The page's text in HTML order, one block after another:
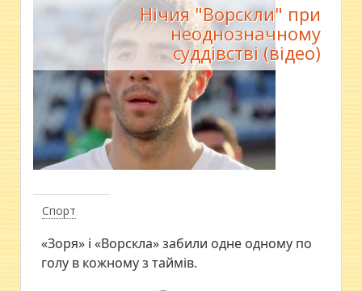
Спорт
Нічия "Ворскли" при
неоднозначному
суддівстві (відео)
«Зоря» і «Ворскла» забили одне одному по
голу в кожному з таймів.